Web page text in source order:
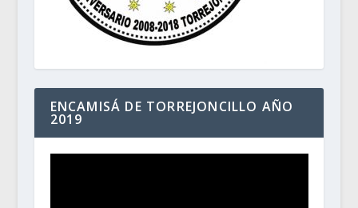
ENCAMISÁ DE TORREJONCILLO AÑO
2019